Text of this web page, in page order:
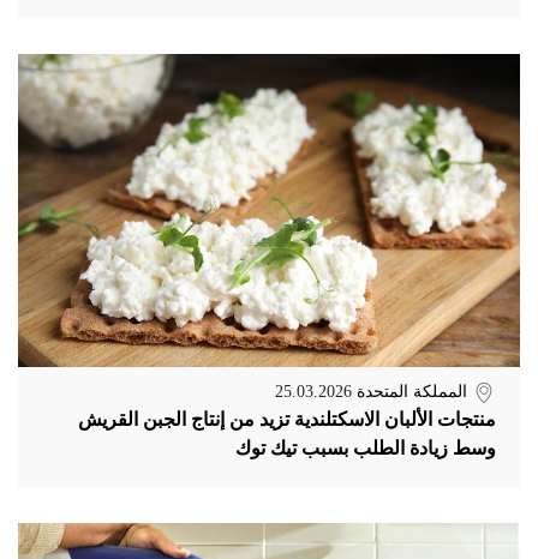
المملكة المتحدة 25.03.2026
منتجات الألبان الاسكتلندية تزيد من إنتاج الجبن القريش
وسط زيادة الطلب بسبب تيك توك